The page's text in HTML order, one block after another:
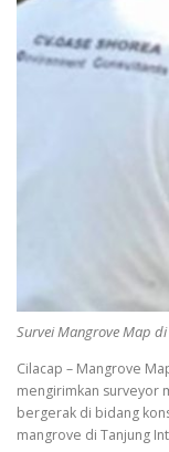
Survei Mangrove Map
Cilacap – Mangrove
mengirimkan surveyor
bergerak di bidang
mangrove di Tanjung